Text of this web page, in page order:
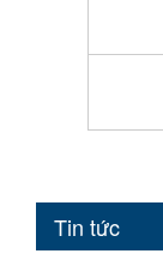
Tin tức